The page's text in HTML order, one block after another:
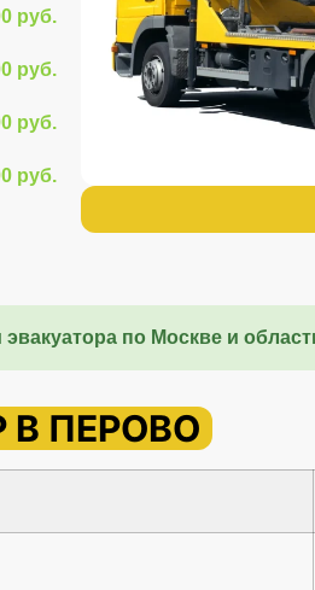
руб.
руб.
руб.
руб.
по Москве и
В ПЕРОВО